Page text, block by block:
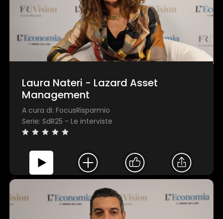
Laura Nateri - Lazard Asset
Management
A cura di: FocusRisparmio
Serie: SdR25 - Le interviste